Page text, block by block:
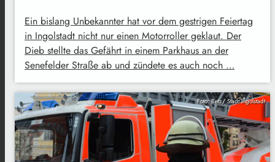
Ein bislang Unbekannter hat vor dem gestrigen Feiertag
in Ingolstadt nicht nur einen Motorroller geklaut. Der
Dieb stellte das Gefährt in einem Parkhaus an der
Senefelder Straße ab und zündete es auch noch …
Foto: Betz/ Stadt Ingolstadt